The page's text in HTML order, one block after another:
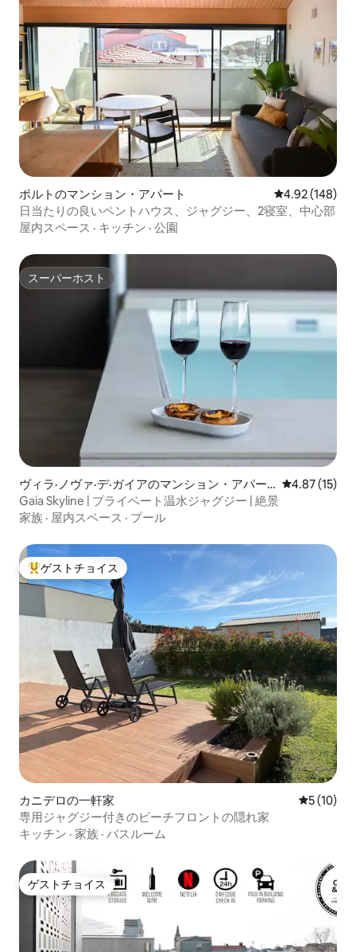
ポルトのマンション・アパート レビュー148
4.92 (148)
日当たりの良いペントハウス、ジャグジー、2寝室、中心部
屋内スペース · キッチン · 公園
スーパーホスト
スーパーホスト
ヴィラ·ノヴァ·デ·ガイアのマンション・アパー
ト
レビュー15
4.87 (15)
Gaia Skyline | プライベート温水ジャグジー | 絶景
家族 · 屋内スペース · プール
大好評のゲストチョイスです。
ゲストチョイス
カニデロの一軒家 レビュー
5 (10)
専用ジャグジー付きのビーチフロントの隠れ家
キッチン · 家族 · バスルーム
ゲストチョイス
ゲストチョイス